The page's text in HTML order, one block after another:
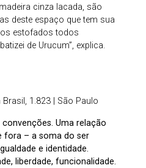
cinza lacada, são
deste espaço que tem sua
estofados todos
de Urucum”, explica.
1.823 | São Paulo
Uma relação
fora – a soma do ser
e identidade.
liberdade, funcionalidade.